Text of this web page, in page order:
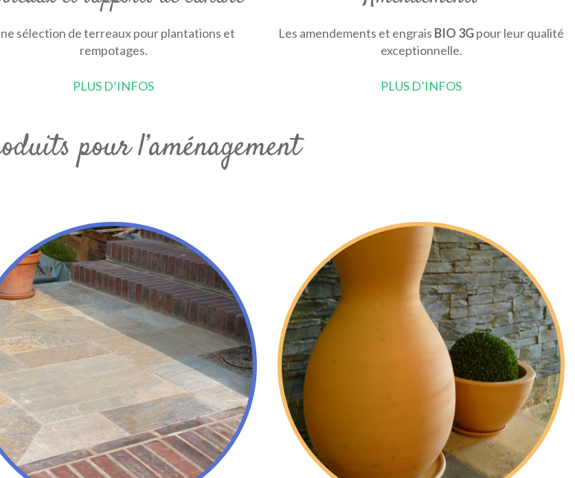
sélection de terreaux pour plantations et
rempotages.
PLUS D’INFOS
Les amendements et engrais BIO 3Gpour leur qualité
exceptionnelle.
PLUS D’INFOS
pour l’aménagement